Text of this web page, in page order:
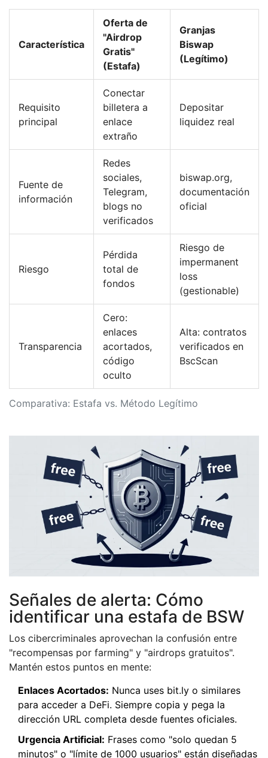
Comparativa: Estafa vs. Método Legítimo
Característica
Oferta de
"Airdrop
Gratis"
(Estafa)
Granjas
Biswap
(Legítimo)
Requisito
principal
Conectar
billetera a
enlace
extraño
Depositar
liquidez real
Fuente de
información
Redes
sociales,
Telegram,
blogs no
verificados
biswap.org,
documentación
oficial
Riesgo
Pérdida
total de
fondos
Riesgo de
impermanent
loss
(gestionable)
Transparencia
Cero:
enlaces
acortados,
código
oculto
Alta: contratos
verificados en
BscScan
Señales de alerta: Cómo
identificar una estafa de BSW
Los cibercriminales aprovechan la confusión entre
"recompensas por farming" y "airdrops gratuitos".
Mantén estos puntos en mente:
Enlaces Acortados: Nunca uses bit.ly o similares
para acceder a DeFi. Siempre copia y pega la
dirección URL completa desde fuentes oficiales.
Urgencia Artificial: Frases como "solo quedan 5
minutos" o "límite de 1000 usuarios" están diseñadas